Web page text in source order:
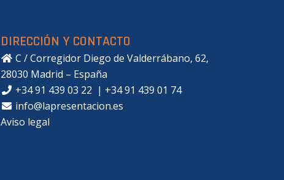
DIRECCIÓN Y CONTACTO
C / Corregidor Diego de Valderrábano, 62,
28030 Madrid – España
+34 91 439 03 22 | +34 91 439 01 74
info@lapresentacion.es
Aviso legal